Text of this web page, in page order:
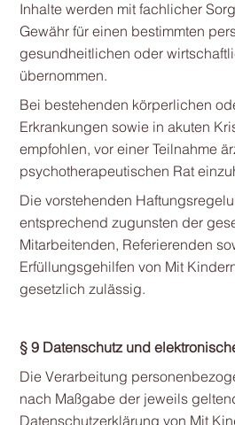
Inhalte werden mit fachlicher
Gewähr für einen bestimmten
gesundheitlichen oder
übernommen.
Bei bestehenden körperlichen
Erkrankungen sowie in akuten
empfohlen, vor einer Teilnahme
psychotherapeutischen Rat
Die vorstehenden
entsprechend zugunsten der
Mitarbeitenden, Referierenden
Erfüllungsgehilfen von Mit
gesetzlich zulässig.
§ 9 Datenschutz und
Die Verarbeitung
nach Maßgabe der jeweils
Datenschutzerklärung von Mit